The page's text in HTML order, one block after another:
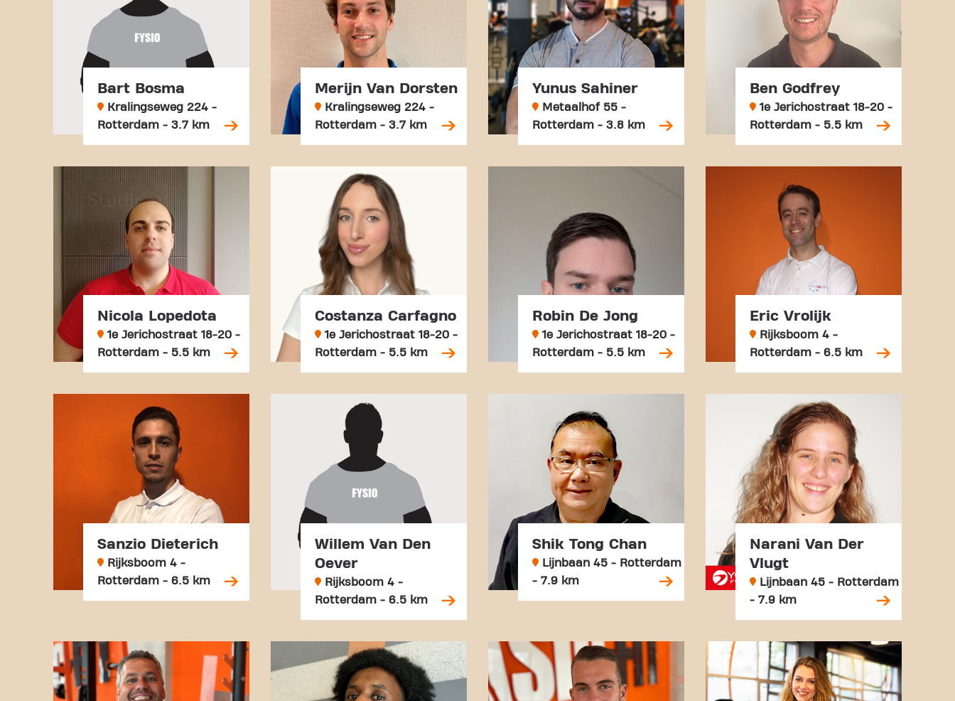
Bart Bosma
Kralingseweg 224 -
Rotterdam - 3.7 km
Merijn Van Dorsten
Kralingseweg 224 -
Rotterdam - 3.7 km
Yunus Sahiner
Metaalhof 55 -
Rotterdam - 3.8 km
Ben Godfrey
1e Jerichostraat 18-20 -
Rotterdam - 5.5 km
Nicola Lopedota
1e Jerichostraat 18-20 -
Rotterdam - 5.5 km
Costanza Carfagno
1e Jerichostraat 18-20 -
Rotterdam - 5.5 km
Robin De Jong
1e Jerichostraat 18-20 -
Rotterdam - 5.5 km
Eric Vrolijk
Rijksboom 4 -
Rotterdam - 6.5 km
Sanzio Dieterich
Rijksboom 4 -
Rotterdam - 6.5 km
Willem Van Den
Oever
Rijksboom 4 -
Rotterdam - 6.5 km
Shik Tong Chan
Lijnbaan 45 - Rotterdam
- 7.9 km
Narani Van Der
Vlugt
Lijnbaan 45 - Rotterdam
- 7.9 km